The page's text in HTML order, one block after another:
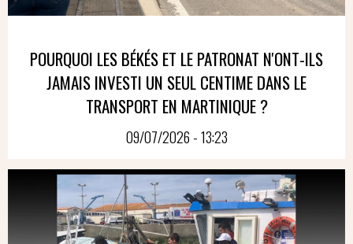
POURQUOI LES BÉKÉS ET LE PATRONAT N'ONT-ILS
JAMAIS INVESTI UN SEUL CENTIME DANS LE
TRANSPORT EN MARTINIQUE ?
09/07/2026 - 13:23